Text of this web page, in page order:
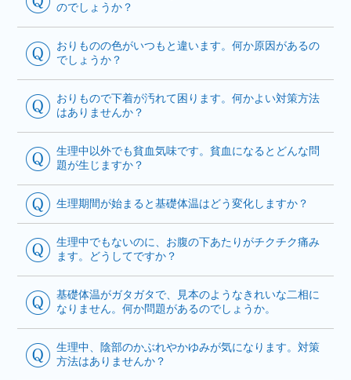
のでしょうか？
おりものの色がいつもと違います。何か原因があるの
でしょうか？
おりもので下着が汚れて困ります。何かよい対策方法
はありませんか？
生理中以外でも貧血気味です。貧血になるとどんな問
題が生じますか？
生理期間が始まると基礎体温はどう変化しますか？
生理中でもないのに、お腹の下あたりがチクチク痛み
ます。どうしてですか？
基礎体温がガタガタで、見本のようなきれいな二相に
なりません。何か問題があるのでしょうか。
生理中、陰部のかぶれやかゆみが気になります。対策
方法はありませんか？